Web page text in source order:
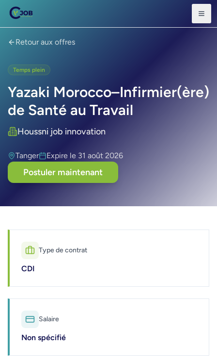
Retour aux offres
Temps plein
Yazaki Morocco–Infirmier(ère)
de Santé au Travail
Houssni job innovation
Tanger Expire le 31 août 2026
Postuler maintenant
Type de contrat
CDI
Salaire
Non spécifié